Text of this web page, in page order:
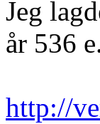
Jeg
år 536
http://